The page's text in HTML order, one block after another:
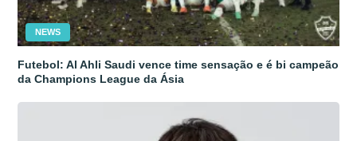
NEWS
Futebol: Al Ahli Saudi vence time sensação e é bi campeão
da Champions League da Ásia